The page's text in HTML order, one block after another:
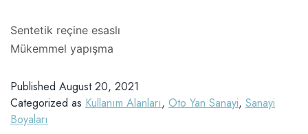
Sentetik reçine esaslı
Mükemmel yapışma
Published August 20, 2021
Categorized as Kullanım Alanları, Oto Yan Sanayi, Sanayi
Boyaları